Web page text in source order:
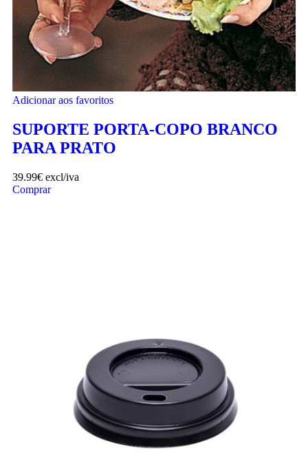
Adicionar aos favoritos
SUPORTE PORTA-COPO BRANCO
PARA PRATO
39.99€ excl/iva
Comprar